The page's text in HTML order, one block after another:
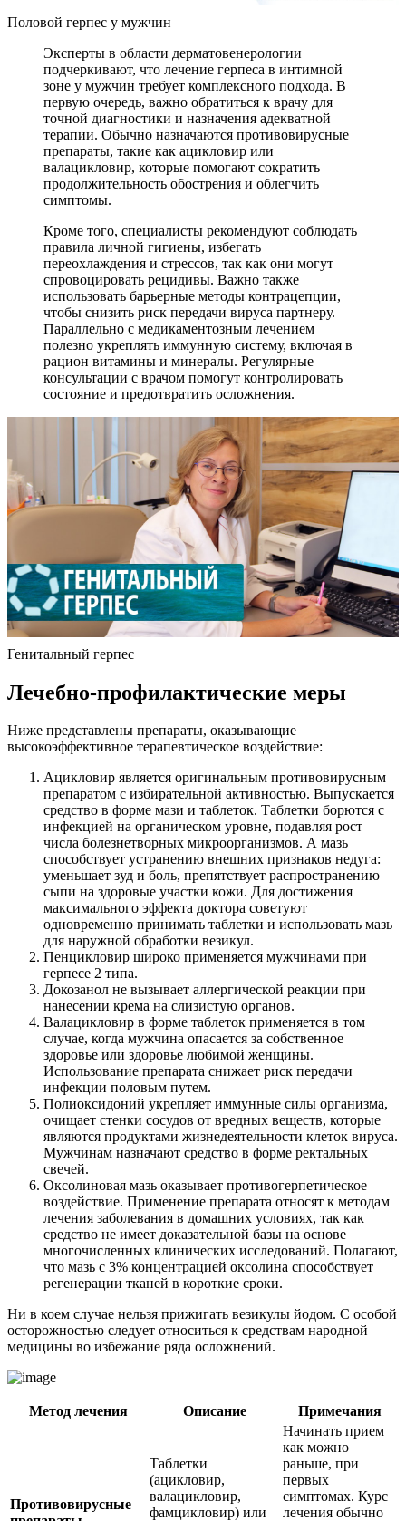
Половой герпес у мужчин
Эксперты в области дерматовенерологии
подчеркивают, что лечение герпеса в интимной
зоне у мужчин требует комплексного подхода. В
первую очередь, важно обратиться к врачу для
точной диагностики и назначения адекватной
терапии. Обычно назначаются противовирусные
препараты, такие как ацикловир или
валацикловир, которые помогают сократить
продолжительность обострения и облегчить
симптомы.
Кроме того, специалисты рекомендуют соблюдать
правила личной гигиены, избегать
переохлаждения и стрессов, так как они могут
спровоцировать рецидивы. Важно также
использовать барьерные методы контрацепции,
чтобы снизить риск передачи вируса партнеру.
Параллельно с медикаментозным лечением
полезно укреплять иммунную систему, включая в
рацион витамины и минералы. Регулярные
консультации с врачом помогут контролировать
состояние и предотвратить осложнения.
Генитальный герпес
Лечебно-профилактические меры
Ниже представлены препараты, оказывающие
высокоэффективное терапевтическое воздействие:
Ацикловир является оригинальным противовирусным
препаратом с избирательной активностью. Выпускается
средство в форме мази и таблеток. Таблетки борются с
инфекцией на органическом уровне, подавляя рост
числа болезнетворных микроорганизмов. А мазь
способствует устранению внешних признаков недуга:
уменьшает зуд и боль, препятствует распространению
сыпи на здоровые участки кожи. Для достижения
максимального эффекта доктора советуют
одновременно принимать таблетки и использовать мазь
для наружной обработки везикул.
Пенцикловир широко применяется мужчинами при
герпесе 2 типа.
Докозанол не вызывает аллергической реакции при
нанесении крема на слизистую органов.
Валацикловир в форме таблеток применяется в том
случае, когда мужчина опасается за собственное
здоровье или здоровье любимой женщины.
Использование препарата снижает риск передачи
инфекции половым путем.
Полиоксидоний укрепляет иммунные силы организма,
очищает стенки сосудов от вредных веществ, которые
являются продуктами жизнедеятельности клеток вируса.
Мужчинам назначают средство в форме ректальных
свечей.
Оксолиновая мазь оказывает противогерпетическое
воздействие. Применение препарата относят к методам
лечения заболевания в домашних условиях, так как
средство не имеет доказательной базы на основе
многочисленных клинических исследований. Полагают,
что мазь с 3% концентрацией оксолина способствует
регенерации тканей в короткие сроки.
Ни в коем случае нельзя прижигать везикулы йодом. С особой
осторожностью следует относиться к средствам народной
медицины во избежание ряда осложнений.
Метод лечения Описание Примечания
Противовирусные
Таблетки
(ацикловир,
валацикловир,
фамцикловир) или
Начинать прием
как можно
раньше, при
первых
симптомах. Курс
лечения обычно